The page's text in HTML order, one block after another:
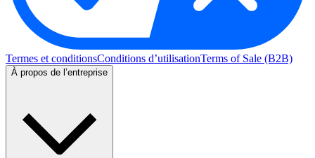
Termes et conditionsConditions d’utilisationTerms of Sale (B2B)
À propos de l’entreprise